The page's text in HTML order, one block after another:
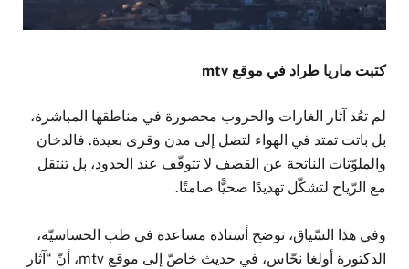
كتبت ماريا طراد في موقع mtv
لم تعُد آثار الغارات والحروب محصورة في مناطقها المباشرة،
بل باتت تمتد في الهواء لتصل إلى مدن وقرى بعيدة. فالدخان
والملوّثات الناتجة عن القصف لا تتوقّف عند الحدود، بل تنتقل
مع الرّياح لتشكّل تهديدًا صحيًّا صامتًا.
وفي هذا السّياق، توضح أستاذة مساعدة في طب الحساسيّة،
الدكتورة أولغا نحّاس، في حديث خاصّ إلى موقع mtv، أنّ “آثار